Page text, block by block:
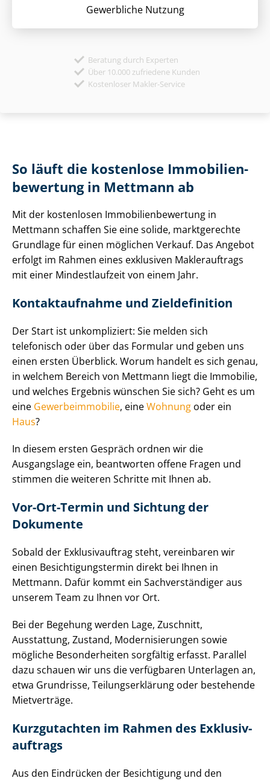
Gewerbliche Nutzung
Beratung durch Experten
Über 10.000 zufriedene Kunden
Kostenloser Makler-Service
So läuft die kostenlose Im­mo­bi­li­en­
be­wer­tung in Mettmann ab
Mit der kostenlosen Im­mo­bi­li­en­be­wer­tung in
Mettmann schaffen Sie eine solide, marktgerechte
Grundlage für einen möglichen Verkauf. Das Angebot
erfolgt im Rahmen eines exklusiven Maklerauftrags
mit einer Mindestlaufzeit von einem Jahr.
Kontaktaufnahme und Zieldefinition
Der Start ist unkompliziert: Sie melden sich
telefonisch oder über das Formular und geben uns
einen ersten Überblick. Worum handelt es sich genau,
in welchem Bereich von Mettmann liegt die Immobilie,
und welches Ergebnis wünschen Sie sich? Geht es um
eine Ge­wer­be­im­mo­bi­lie, eineWohnung oder ein
Haus?
In diesem ersten Gespräch ordnen wir die
Ausgangslage ein, beantworten offene Fragen und
stimmen die weiteren Schritte mit Ihnen ab.
Vor-Ort-Termin und Sichtung der
Dokumente
Sobald der Exklusivauftrag steht, vereinbaren wir
einen Be­sich­ti­gungs­ter­min direkt bei Ihnen in
Mettmann. Dafür kommt ein Sach­ver­stän­di­ger aus
unserem Team zu Ihnen vor Ort.
Bei der Begehung werden Lage, Zuschnitt,
Ausstattung, Zustand, Mo­der­ni­sie­run­gen sowie
mögliche Besonderheiten sorgfältig erfasst. Parallel
dazu schauen wir uns die verfügbaren Unterlagen an,
etwa Grundrisse, Tei­lungs­er­klä­rung oder bestehende
Mietverträge.
Kurzgutachten im Rahmen des Ex­klu­siv­
auf­trags
Aus den Eindrücken der Besichtigung und den